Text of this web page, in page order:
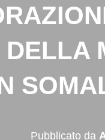
Pubblicato da